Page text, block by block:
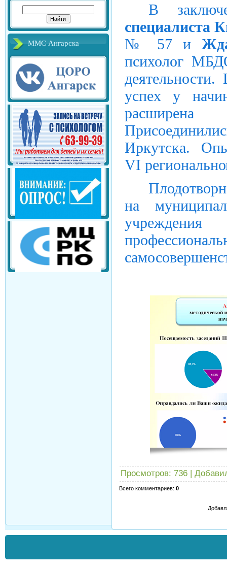
ММС Ангарска
В
специалиста
№ 57 и
психолог
успех у
расширена
Иркутска.
VI
на
.jpg" />
Просмотров: 736 |
Всего комментариев: 0